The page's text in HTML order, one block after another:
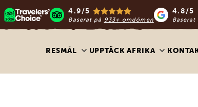
4.9/5
Baserat på 933+ omdömen
4.8/5
Baserat
RESMÅL UPPTÄCK AFRIKA